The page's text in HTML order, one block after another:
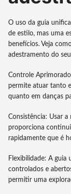
O uso da guia
de estilo, mas uma
benefícios. Veja
adestramento do
Controle
permite atuar tanto
quanto em danças
Consistência: Usar a
proporciona
rapidamente que é
Flexibilidade: A guia
controlados e
permitir uma